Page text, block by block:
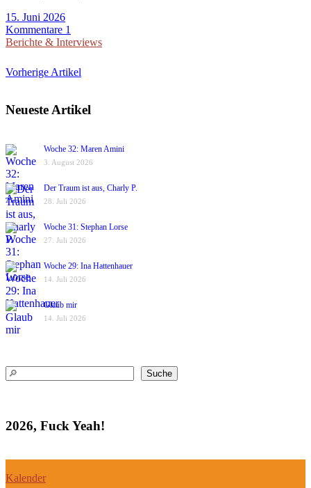
15. Juni 2026
Kommentare 1
Berichte & Interviews
Vorherige Artikel
Neueste Artikel
Woche 32: Maren Amini
3. August 2026
Der Traum ist aus, Charly P.
28. Juli 2026
Woche 31: Stephan Lorse
27. Juli 2026
Woche 29: Ina Hattenhauer
14. Juli 2026
Glaub mir
14. Juli 2026
Suchen Suche
2026, Fuck Yeah!
Kalender